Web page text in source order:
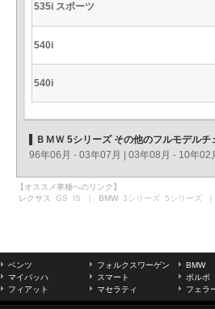
535i スポーツ
540i
540i
ＢＭＷ 5シリーズ その他のフルモデルチ
96年06月 - 03年07月
03年08月 - 10年02
【オススメ車種へのリンク】
レクサス GS IS ｜ BMW 3シリーズ 5シリーズ
ベンツ フォルクスワーゲン BMW
マイバッハ
スマート ボルボ
フィアット
マセラティ フェラ